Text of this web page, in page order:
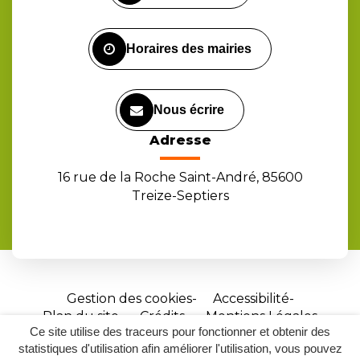
Ce site utilise des traceurs pour fonctionner et obtenir des
statistiques d'utilisation afin améliorer l'utilisation, vous pouvez
comptecomptechaîne
Horaires des mairies
Nous écrire
Adresse
16 rue de la Roche Saint-André, 85600
Treize-Septiers
Gestion des cookies
Accessibilité
Plan du site
Crédits
Mentions Légales
Site